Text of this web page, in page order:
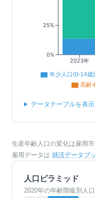
2023年
0%
25%
年少人口(0-14歳)
高齢
データテーブルを表示
生産年齢人口の変化は雇用
雇用データは 就活データブ
人口ピラミッド
2020年の年齢階級別人口